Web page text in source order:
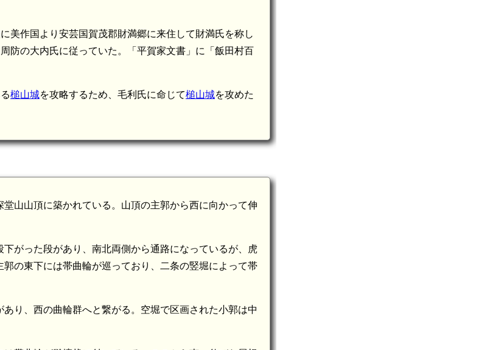
美作国より安芸国賀茂郡財満郷に来住して財満氏を称し
防の大内氏に従っていた。「平賀家文書」に「飯田村百
槌山城を攻略するため、毛利氏に命じて槌山城を攻めた
山山頂に築かれている。山頂の主郭から西に向かって伸
がった段があり、南北両側から通路になっているが、虎
の東下には帯曲輪が巡っており、二条の竪堀によって帯
り、西の曲輪群へと繋がる。空堀で区画された小郭は中